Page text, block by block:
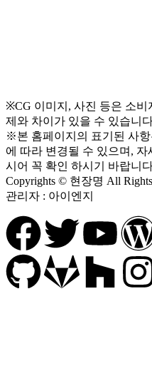
※CG 이미지, 사진 등은 소비
제와 차이가 있을 수 있습니
※본 홈페이지의 표기된 사
에 따라 변경될 수 있으며,
시어 꼭 확인 하시기 바랍니
Copyrights © 현장명 All
관리자 : 아이엔지